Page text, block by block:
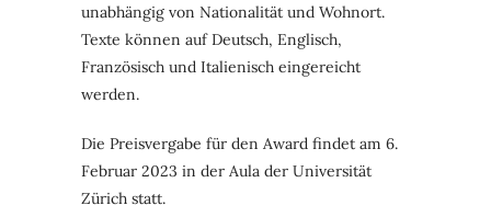
unabhängig von Nationalität und Wohnort.
Texte können auf Deutsch, Englisch,
Französisch und Italienisch eingereicht
werden.
Die Preisvergabe für den Award findet am 6.
Februar 2023 in der Aula der Universität
Zürich statt.